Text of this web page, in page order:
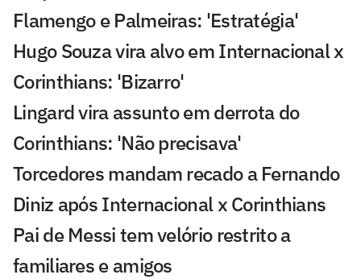
Flamengo e Palmeiras: 'Estratégia'
Hugo Souza vira alvo em Internacional x
Corinthians: 'Bizarro'
Lingard vira assunto em derrota do
Corinthians: 'Não precisava'
Torcedores mandam recado a Fernando
Diniz após Internacional x Corinthians
Pai de Messi tem velório restrito a
familiares e amigos